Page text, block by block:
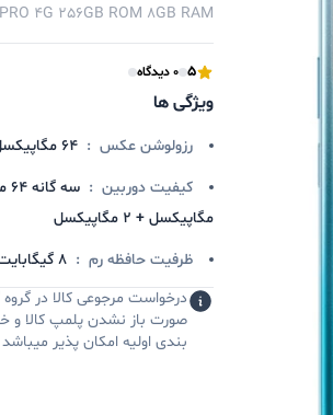
4G 256GB ROM 8GB RAM
5 0 دیدگاه
ویژگی ها
رزولوشن عکس : 64 مگاپیکسل
کیفیت دوربین :
مگاپیکسل + 2 مگاپیکسل
ظرفیت حافظه رم : 8 گیگابایت
درخواست مرجوعی کالا در
صورت باز نشدن پلمپ کالا و
بندی اولیه امکان پذیر میباشد